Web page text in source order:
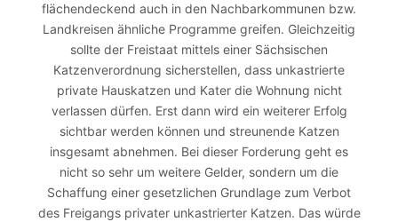
flächendeckend auch in den Nachbarkommunen bzw.
Landkreisen ähnliche Programme greifen. Gleichzeitig
sollte der Freistaat mittels einer Sächsischen
Katzenverordnung sicherstellen, dass unkastrierte
private Hauskatzen und Kater die Wohnung nicht
verlassen dürfen. Erst dann wird ein weiterer Erfolg
sichtbar werden können und streunende Katzen
insgesamt abnehmen. Bei dieser Forderung geht es
nicht so sehr um weitere Gelder, sondern um die
Schaffung einer gesetzlichen Grundlage zum Verbot
des Freigangs privater unkastrierter Katzen. Das würde